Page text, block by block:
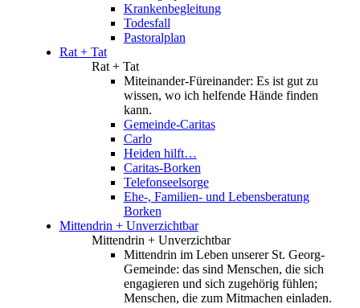
Krankenbegleitung
Todesfall
Pastoralplan
Rat + Tat
Rat + Tat
Miteinander-Füreinander: Es ist gut zu
wissen, wo ich helfende Hände finden
kann.
Gemeinde-Caritas
Carlo
Heiden hilft…
Caritas-Borken
Telefonseelsorge
Ehe-, Familien- und Lebensberatung
Borken
Mittendrin + Unverzichtbar
Mittendrin + Unverzichtbar
Mittendrin im Leben unserer St. Georg-
Gemeinde: das sind Menschen, die sich
engagieren und sich zugehörig fühlen;
Menschen, die zum Mitmachen einladen.